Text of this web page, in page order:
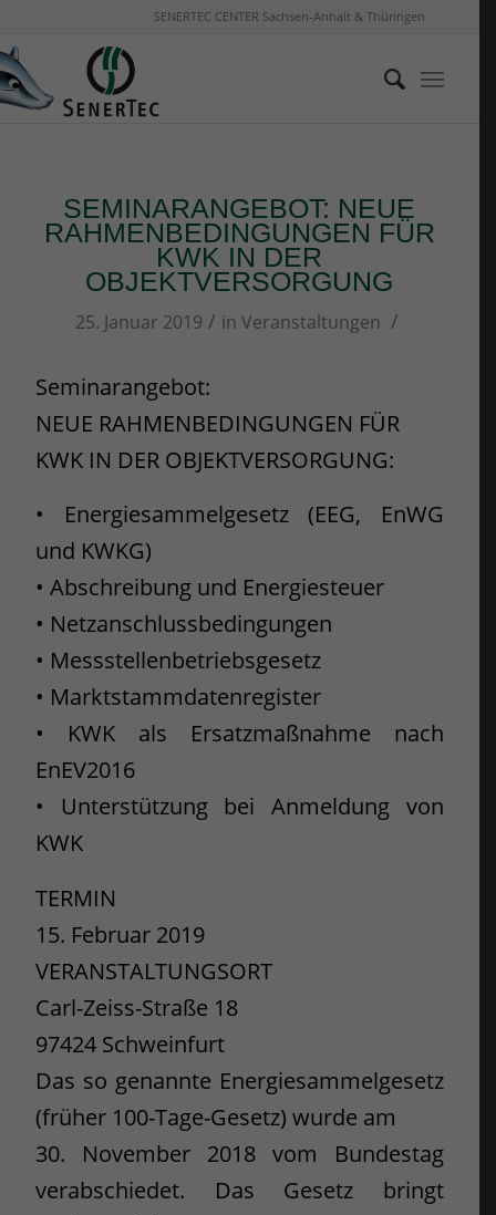
SENERTEC CENTER Sachsen-Anhalt & Thüringen
SEMINARANGEBOT: NEUE
RAHMENBEDINGUNGEN FÜR
KWK IN DER
OBJEKTVERSORGUNG
25. Januar 2019 / in Veranstaltungen /
Seminarangebot:
NEUE RAHMENBEDINGUNGEN FÜR
KWK IN DER OBJEKTVERSORGUNG:
• Energiesammelgesetz (EEG, EnWG
und KWKG)
• Abschreibung und Energiesteuer
• Netzanschlussbedingungen
• Messstellenbetriebsgesetz
• Marktstammdatenregister
• KWK als Ersatzmaßnahme nach
EnEV2016
• Unterstützung bei Anmeldung von
KWK
TERMIN
15. Februar 2019
VERANSTALTUNGSORT
Carl-Zeiss-Straße 18
97424 Schweinfurt
Das so genannte Energiesammelgesetz
(früher 100-Tage-Gesetz) wurde am
30. November 2018 vom Bundestag
verabschiedet. Das Gesetz bringt